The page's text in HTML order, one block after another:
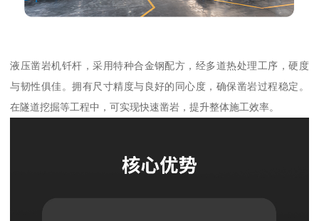
液压凿岩机钎杆，采用特种合金钢配方，经多道热处理工序，硬度
与韧性俱佳。拥有尺寸精度与良好的同心度，确保凿岩过程稳定。
在隧道挖掘等工程中，可实现快速凿岩，提升整体施工效率。​